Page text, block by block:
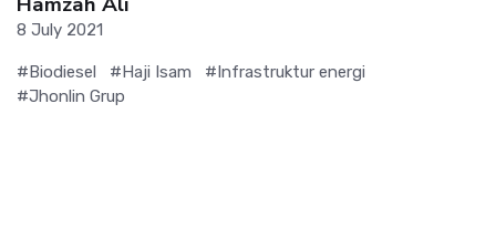
8 July 2021
#Biodiesel #Haji Isam
#Infrastruktur energi
#Jhonlin Grup